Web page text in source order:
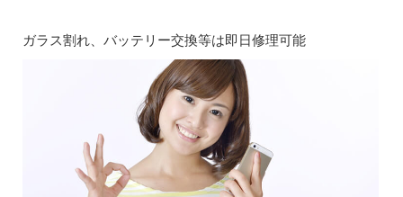
ガラス割れ、バッテリー交換等は即日修理可能